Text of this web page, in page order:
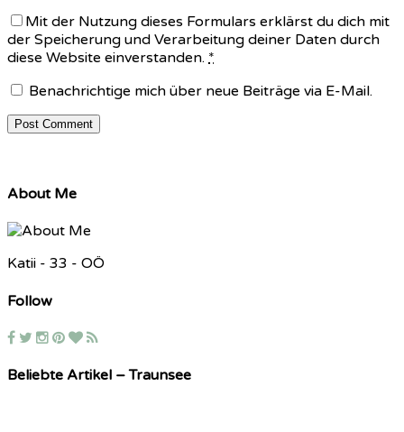
Mit der Nutzung dieses Formulars erklärst du dich mit
der Speicherung und Verarbeitung deiner Daten durch
diese Website einverstanden. *
Benachrichtige mich über neue Beiträge via E-Mail.
About Me
Katii - 33 - OÖ
Follow
Beliebte Artikel – Traunsee